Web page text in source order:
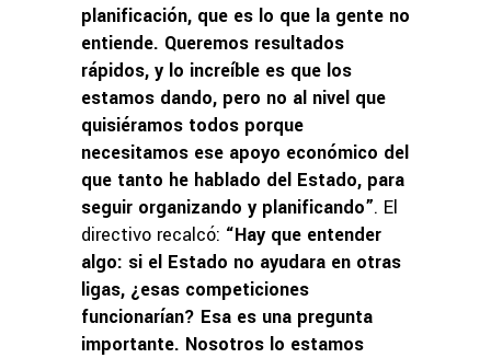
planificación, que es lo que la gente no
entiende. Queremos resultados
rápidos, y lo increíble es que los
estamos dando, pero no al nivel que
quisiéramos todos porque
necesitamos ese apoyo económico del
que tanto he hablado del Estado, para
seguir organizando y planificando”. El
directivo recalcó: “Hay que entender
algo: si el Estado no ayudara en otras
ligas, ¿esas competiciones
funcionarían? Esa es una pregunta
importante. Nosotros lo estamos